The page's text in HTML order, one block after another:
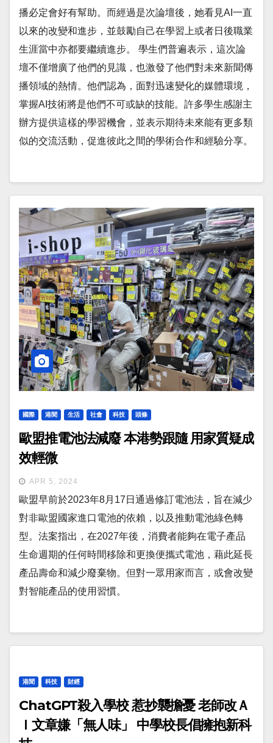
播必定會好有幫助。而經過是次論壇後，她看見AI一直
以來的改變和進步，並鼓勵自己在學習上或者日後職業
生涯當中亦都要繼續進步。 學生們普遍表示，這次論
壇不僅增廣了他們的見識，也激發了他們對未來新聞傳
播領域的熱情。他們認為，面對迅速變化的媒體環境，
掌握AI技術將是他們不可或缺的技能。許多學生感謝主
辦方提供這樣的學習機會，並表示期待未來能有更多類
似的交流活動，促進彼此之間的學術合作和經驗分享。
國際 港聞 生活 社會 科技 頭條
歐盟推電池法減廢 本港勢跟隨 用家質疑成
效輕微
APR 5, 2024
歐盟早前於2023年8月17日通過修訂電池法，旨在減少
對非歐盟國家進口電池的依賴，以及推動電池綠色轉
型。法案指出，在2027年後，消費者能夠在電子產品
生命週期的任何時間移除和更換便攜式電池，藉此延長
產品壽命和減少廢棄物。但對一眾用家而言，或會改變
對智能產品的使用習慣。
港聞 科技 財經
ChatGPT殺入學校 惹抄襲擔憂 老師改Ａ
Ｉ文章嫌「無人味」 中學校長倡擁抱新科